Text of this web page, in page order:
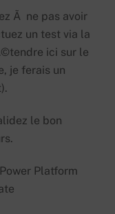
Ã ne pas avoir
un test via la
ici sur le
je ferais un
le bon